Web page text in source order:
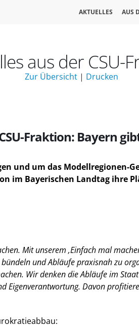
AKTUELLES AUS
aus der CSU-
Zur Übersicht| Drucken
Fraktion: Bayern
und um das Modellregionen-
im Bayerischen Landtag ihre
Mit unserem ‚Einfach mal
und Abläufe praxisnah zu
Wir denken die Abläufe im
Eigenverantwortung. Davon